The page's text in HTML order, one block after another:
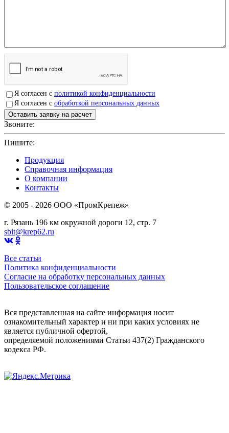
Я согласен с политикой конфиденциальности
Я согласен с обработкой персональных данных
Звоните:
Пишите:
Продукция
Справочная информация
О компании
Контакты
© 2005 - 2026 OOO «ПромКрепеж»
г. Рязань 196 км окружной дороги 12, стр. 7
sbit@krep62.ru
Все статьи
Политика конфиденциальности
Согласие на обработку персональных данных
Пользовательское соглашение
Вся представленная на сайте информация носит
ознакомительный характер и ни при каких условиях не
является публичной офертой,
определяемой положениями Статьи 437(2) Гражданского
кодекса РФ.